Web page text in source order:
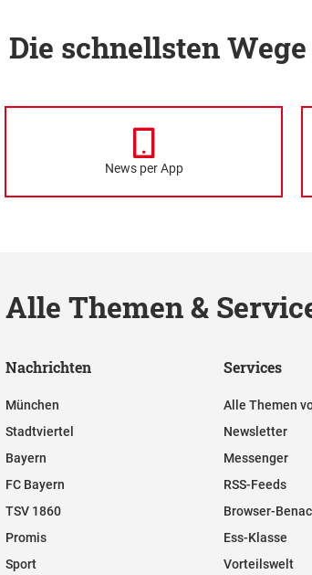
Die schnellsten
News per App
Alle Themen &
Nachrichten
München
Stadtviertel
Bayern
FC Bayern
TSV 1860
Promis
Sport
Services
Alle Themen
Newsletter
Messenger
RSS-Feeds
Browser-
Ess-Klasse
Vorteilswelt